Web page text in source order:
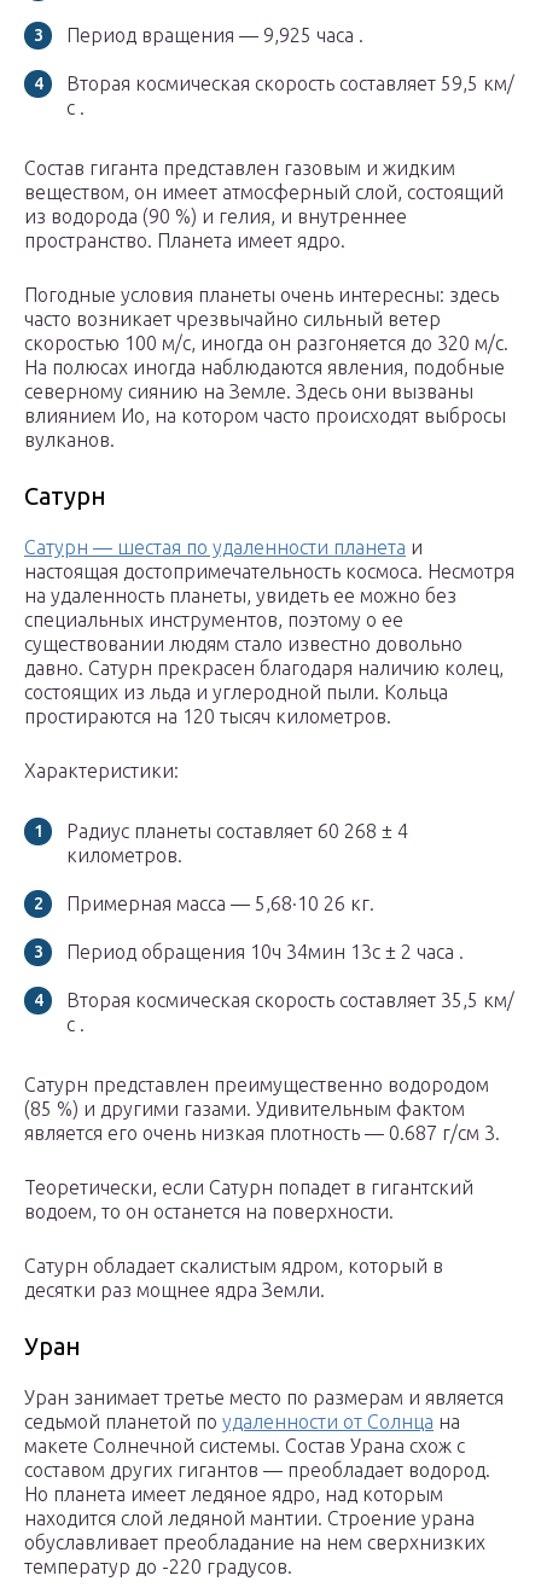
Период вращения — 9,925 часа .
Вторая космическая скорость составляет 59,5 км/
с .
Состав гиганта представлен газовым и жидким
веществом, он имеет атмосферный слой, состоящий
из водорода (90 %) и гелия, и внутреннее
пространство. Планета имеет ядро.
Погодные условия планеты очень интересны: здесь
часто возникает чрезвычайно сильный ветер
скоростью 100 м/с, иногда он разгоняется до 320 м/с.
На полюсах иногда наблюдаются явления, подобные
северному сиянию на Земле. Здесь они вызваны
влиянием Ио, на котором часто происходят выбросы
вулканов.
Сатурн
Сатурн — шестая по удаленности планета и
настоящая достопримечательность космоса. Несмотря
на удаленность планеты, увидеть ее можно без
специальных инструментов, поэтому о ее
существовании людям стало известно довольно
давно. Сатурн прекрасен благодаря наличию колец,
состоящих из льда и углеродной пыли. Кольца
простираются на 120 тысяч километров.
Характеристики:
Радиус планеты составляет 60 268 ± 4
километров.
Примерная масса — 5,68·10 26 кг.
Период обращения 10ч 34мин 13с ± 2 часа .
Вторая космическая скорость составляет 35,5 км/
с .
Сатурн представлен преимущественно водородом
(85 %) и другими газами. Удивительным фактом
является его очень низкая плотность — 0.687 г/см 3.
Теоретически, если Сатурн попадет в гигантский
водоем, то он останется на поверхности.
Сатурн обладает скалистым ядром, который в
десятки раз мощнее ядра Земли.
Уран
Уран занимает третье место по размерам и является
седьмой планетой по удаленности от Солнца на
макете Солнечной системы. Состав Урана схож с
составом других гигантов — преобладает водород.
Но планета имеет ледяное ядро, над которым
находится слой ледяной мантии. Строение урана
обуславливает преобладание на нем сверхнизких
температур до -220 градусов.